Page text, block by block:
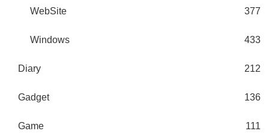
WebSite 377
Windows 433
Diary 212
Gadget 136
Game 111